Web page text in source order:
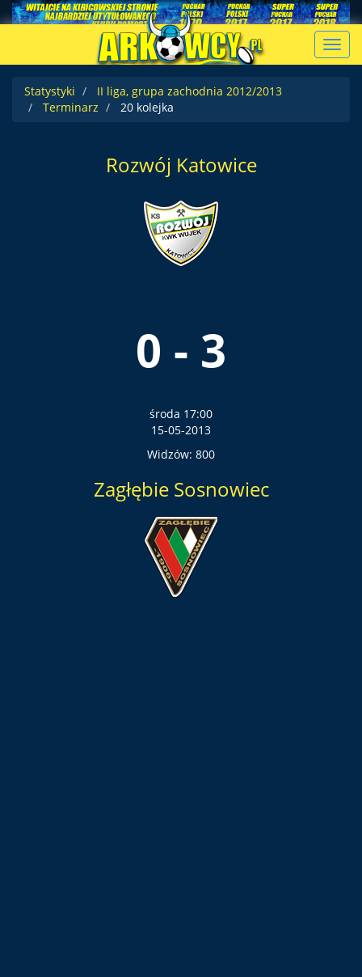
Statystyki
II liga, grupa zachodnia 2012/2013
Terminarz
20 kolejka
Rozwój Katowice
0 - 3
środa 17:00
15-05-2013
Widzów: 800
Zagłębie Sosnowiec